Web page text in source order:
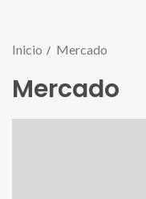
Inicio Mercado
Mercado